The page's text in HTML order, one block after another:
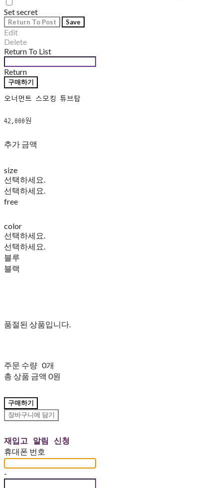
Set secret
Return To Post Save
Edit
Delete
Return To List
Return
구매하기
오너먼트 스모킹 튜브탑
42,000원
추가 금액
size
선택하세요.
선택하세요.
free
color
선택하세요.
선택하세요.
블루
블랙
품절된 상품입니다.
주문 수량 0개
총 상품 금액 0원
구매하기
장바구니에 담기
재입고 알림 신청
휴대폰 번호
-